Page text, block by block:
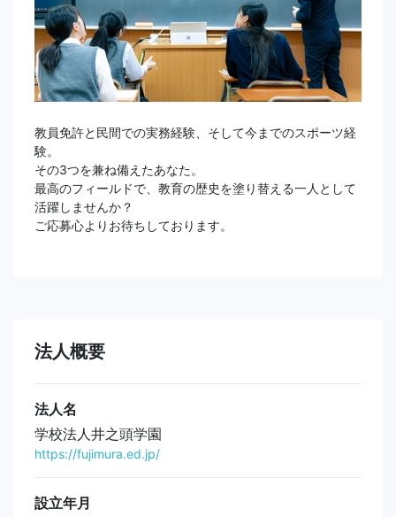
教員免許と民間での実務経験、そして今までのスポーツ経
験。
その3つを兼ね備えたあなた。
最高のフィールドで、教育の歴史を塗り替える一人として
活躍しませんか？
ご応募心よりお待ちしております。
法人概要
法人名
学校法人井之頭学園
https://fujimura.ed.jp/
設立年月